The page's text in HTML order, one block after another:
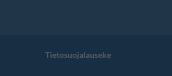
Tietosuojalauseke